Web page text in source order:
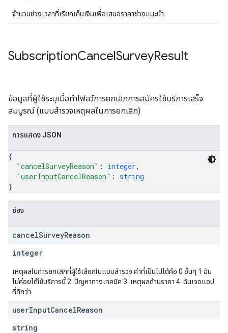
จำนวนช่วงเวลาที่เรียกเก็บเงินเพื่อเสนอราคาช่วงแนะนำ
SubscriptionCancelSurveyResult
ข้อมูลที่ผู้ใช้ระบุเมื่อทำโฟลว์การยกเลิกการสมัครใช้บริการเสร็จ
สมบูรณ์ (แบบสำรวจเหตุผลในการยกเลิก)
การแสดง JSON
{
"cancelSurveyReason" : integer,
"userInputCancelReason" : string
}
ช่อง
cancelSurveyReason
integer
เหตุผลในการยกเลิกที่ผู้ใช้เลือกในแบบสำรวจ ค่าที่เป็นไปได้คือ 0 อื่นๆ 1 ฉัน
ไม่ค่อยได้ใช้บริการนี้ 2. ปัญหาทางเทคนิค 3. เหตุผลด้านราคา 4. ฉันเจอแอป
ที่ดีกว่า
userInputCancelReason
string